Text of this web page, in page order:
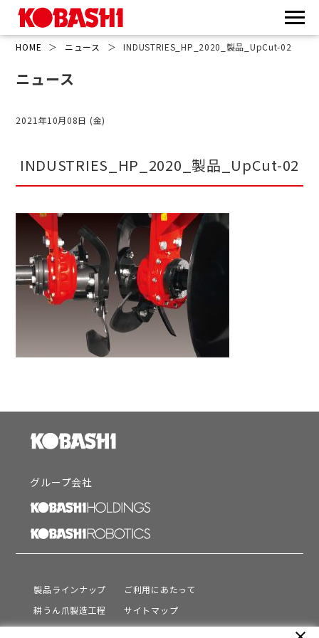
HOME ＞ ニュース ＞ INDUSTRIES_HP_2020_製品_UpCut-02
ニュース
2021年10月08日 (金)
INDUSTRIES_HP_2020_製品_UpCut-02
グループ会社
製品ラインナップ
耕うん爪製造工程
サポート
ご利用にあたって
サイトマップ
プライバシーポリシー